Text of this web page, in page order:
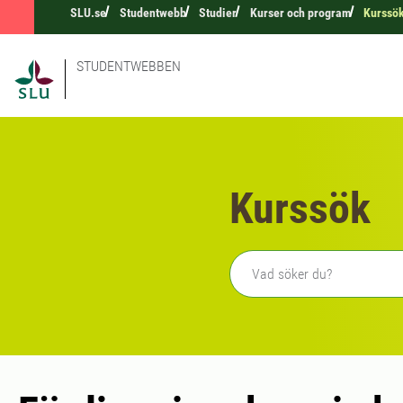
SLU.se Studentwebb Studier Kurser och program
STUDENTWEBBEN
Kurssök
Fritext sökning